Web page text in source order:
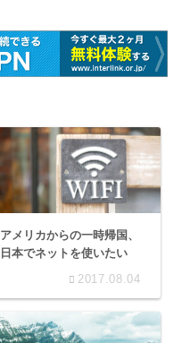
アメリカからの一時帰国、
日本でネットを使いたい
2017.08.04